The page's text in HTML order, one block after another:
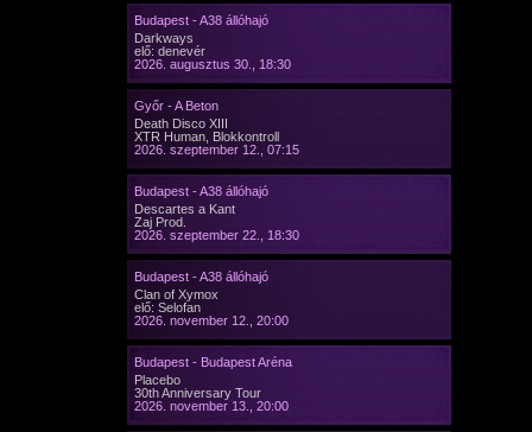
Budapest - A38 állóhajó
Darkways
elő: denevér
2026. augusztus 30., 18:30
Győr - A Beton
Death Disco XIII
XTR Human, Blokkontroll
2026. szeptember 12., 07:15
Budapest - A38 állóhajó
Descartes a Kant
Zaj Prod.
2026. szeptember 22., 18:30
Budapest - A38 állóhajó
Clan of Xymox
elő: Selofan
2026. november 12., 20:00
Budapest - Budapest Aréna
Placebo
30th Anniversary Tour
2026. november 13., 20:00